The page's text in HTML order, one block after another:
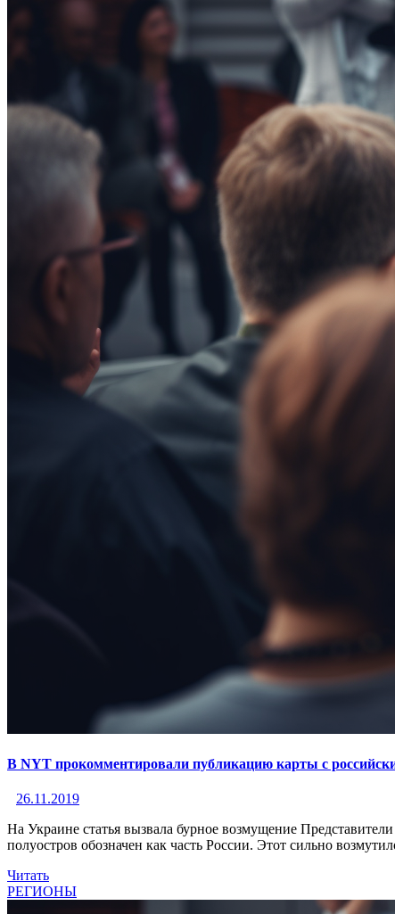
В NYT прокомментировали публикацию карты с
26.11.2019
На Украине статья вызвала бурное возмущение
полуостров обозначен как часть России. Этот сильно
Читать
РЕГИОНЫ